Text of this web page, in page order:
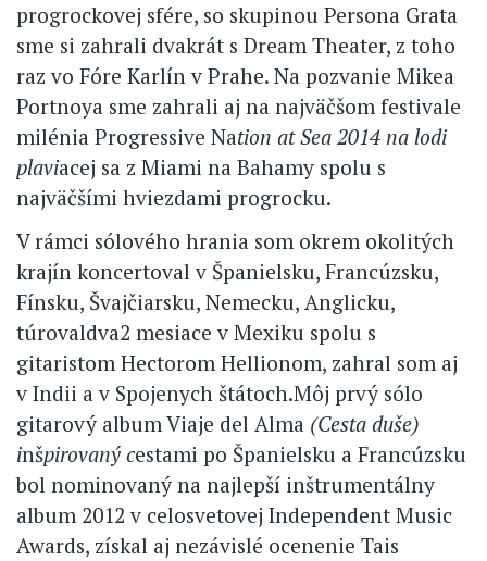
progrockovej sfére, so skupinou Persona Grata
sme si zahrali dvakrát s Dream Theater, z toho
raz vo Fóre Karlín v Prahe. Na pozvanie Mikea
Portnoya sme zahrali aj na najväčšom festivale
milénia Progressive Nation at Sea 2014 na lodi
plaviacej sa z Miami na Bahamy spolu s
najväčšími hviezdami progrocku.
V rámci sólového hrania som okrem okolitých
krajín koncertoval v Španielsku, Francúzsku,
Fínsku, Švajčiarsku, Nemecku, Anglicku,
túrovaldva2 mesiace v Mexiku spolu s
gitaristom Hectorom Hellionom, zahral som aj
v Indii a v Spojenych štátoch.Môj prvý sólo
gitarový album Viaje del Alma (Cesta duše)
inšpirovaný cestami po Španielsku a Francúzsku
bol nominovaný na najlepší inštrumentálny
album 2012 v celosvetovej Independent Music
Awards, získal aj nezávislé ocenenie Tais